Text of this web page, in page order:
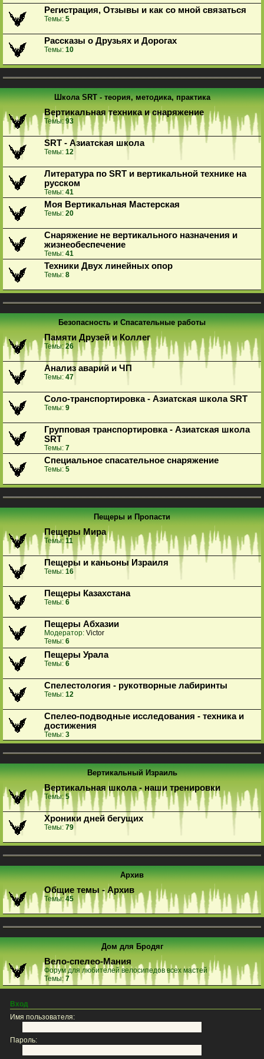
Регистрация, Отзывы и как со мной связаться
Темы: 5
Рассказы о Друзьях и Дорогах
Темы: 10
Школа SRT - теория, методика, практика
Вертикальная техника и снаряжение
Темы:93
SRT - Азиатская школа
Темы: 12
Литература по SRT и вертикальной технике на
русском
Темы: 41
Моя Вертикальная Мастерская
Темы: 20
Снаряжение не вертикального назначения и
жизнеобеспечение
Темы: 41
Техники Двух линейных опор
Темы: 8
Безопасность и Спасательные работы
Памяти Друзей и Коллег
Темы:26
Анализ аварий и ЧП
Темы: 47
Соло-транспортировка - Азиатская школа SRT
Темы: 9
Групповая транспортировка - Азиатская школа
SRT
Темы: 7
Специальное спасательное снаряжение
Темы: 5
Пещеры и Пропасти
Пещеры Мира
Темы:11
Пещеры и каньоны Израиля
Темы: 16
Пещеры Казахстана
Темы: 6
Пещеры Абхазии
Модератор: Victor
Темы: 6
Пещеры Урала
Темы: 6
Спелестология - рукотворные лабиринты
Темы: 12
Спелео-подводные исследования - техника и
достижения
Темы: 3
Вертикальный Израиль
Вертикальная школа - наши тренировки
Темы:5
Хроники дней бегущих
Темы: 79
Архив
Общие темы - Архив
Темы:45
Дом для Бродяг
Вело-спелео-Мания
Форум для любителей велосипедов всех мастей
Темы:7
Вход
Имя пользователя:
Пароль: